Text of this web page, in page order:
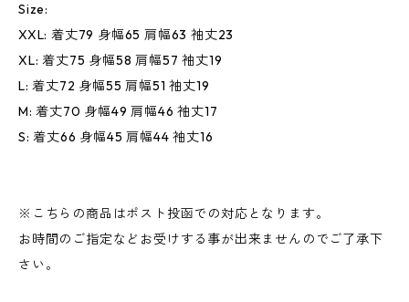
Size:
XXL: 着丈79 身幅65 肩幅63 袖丈23
XL: 着丈75 身幅58 肩幅57 袖丈19
L: 着丈72 身幅55 肩幅51 袖丈19
M: 着丈70 身幅49 肩幅46 袖丈17
S: 着丈66 身幅45 肩幅44 袖丈16
※こちらの商品はポスト投函での対応となります。
お時間のご指定などお受けする事が出来ませんのでご了承下
さい。